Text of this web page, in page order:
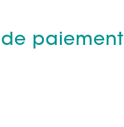
de paiement